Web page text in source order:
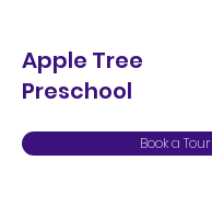
Apple Tree
Preschool
Book a Tour